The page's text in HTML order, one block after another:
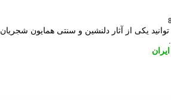
یکی از آثار دلنشین و سنتی همایون شجریان
ایران